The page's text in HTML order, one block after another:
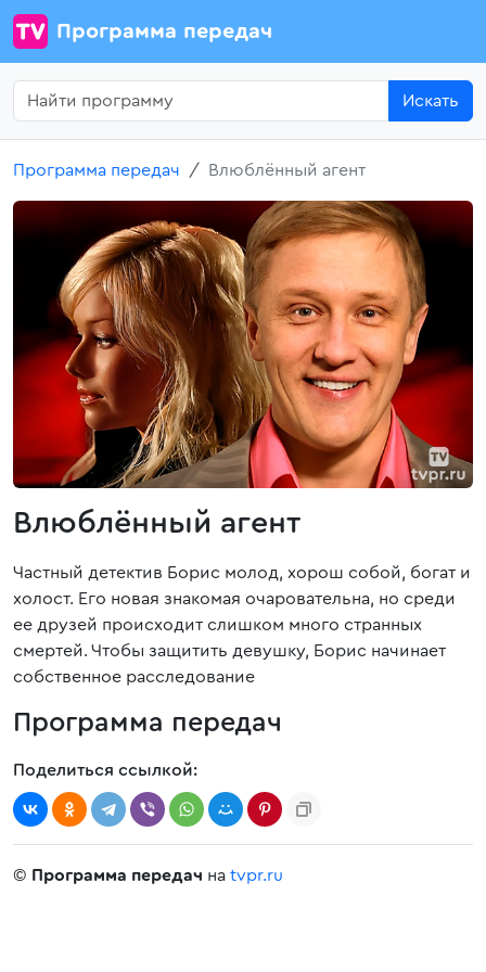
Программа передач
Искать
Программа передач Влюблённый агент
Влюблённый агент
Частный детектив Борис молод, хорош собой, богат и
холост. Его новая знакомая очаровательна, но среди
ее друзей происходит слишком много странных
смертей. Чтобы защитить девушку, Борис начинает
собственное расследование
Программа передач
Поделиться ссылкой:
© Программа передач на tvpr.ru